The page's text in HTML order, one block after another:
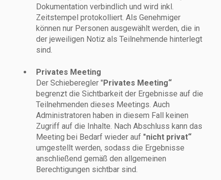
Dokumentation verbindlich und wird inkl.
Zeitstempel protokolliert. Als Genehmiger
können nur Personen ausgewählt werden, die in
der jeweiligen Notiz als Teilnehmende hinterlegt
sind.
Privates Meeting
Der Schieberegler "Privates Meeting“
begrenzt die Sichtbarkeit der Ergebnisse auf die
Teilnehmenden dieses Meetings. Auch
Administratoren haben in diesem Fall keinen
Zugriff auf die Inhalte. Nach Abschluss kann das
Meeting bei Bedarf wieder auf "nicht privat“
umgestellt werden, sodass die Ergebnisse
anschließend gemäß den allgemeinen
Berechtigungen sichtbar sind.